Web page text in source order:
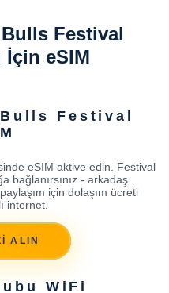
Festival
İçin eSIM
Festival
eSIM aktive edin. Festival
bağlanırsınız - arkadaş
için dolaşım ücreti
internet.
ALIN
WiFi